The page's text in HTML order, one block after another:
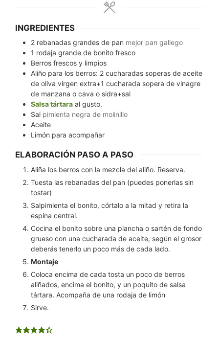
INGREDIENTES
2 rebanadas grandes de pan mejor pan gallego
1 rodaja grande de bonito fresco
Berros frescos y limpios
Aliño para los berros: 2 cucharadas soperas de aceite
de oliva virgen extra+1 cucharada sopera de vinagre
de manzana o cava o sidra+sal
Salsa tártara al gusto.
Sal pimienta negra de molinillo
Aceite
Limón para acompañar
ELABORACIÓN PASO A PASO
Aliña los berros con la mezcla del aliño. Reserva.
Tuesta las rebanadas del pan (puedes ponerlas sin
tostar)
Salpimienta el bonito, córtalo a la mitad y retira la
espina central.
Cocina el bonito sobre una plancha o sartén de fondo
grueso con una cucharada de aceite, según el grosor
deberás tenerlo un poco más de cada lado.
Montaje
Coloca encima de cada tosta un poco de berros
aliñados, encima el bonito, y un poquito de salsa
tártara. Acompaña de una rodaja de limón
Sirve.